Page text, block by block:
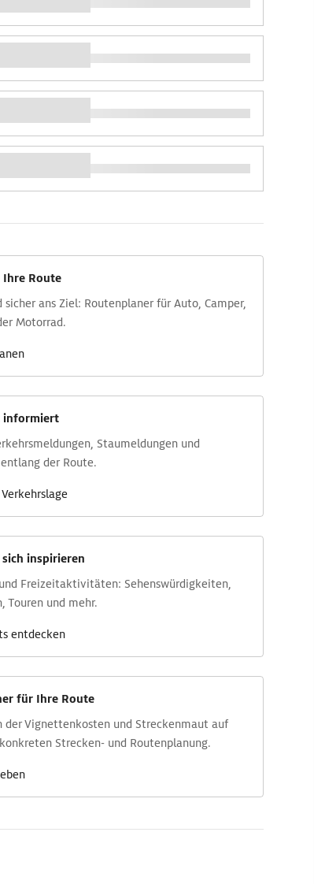
Ihre Route
sicher ans Ziel: Routen­planer für Auto, Camper,
Motorrad.
informiert
Stau­meldungen und
der Route.
sich inspirieren
Freizeit­aktivitäten: Sehens­würdig­keiten,
Touren und mehr.
entdecken
für Ihre Route
der Vignettenkosten und Streckenmaut auf
Strecken- und Routenplanung.